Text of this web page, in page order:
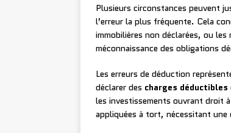
Plusieurs circonstances peuvent
l’erreur la plus fréquente. Cela
immobilières non déclarées, ou
méconnaissance des obligations
Les erreurs de déduction
déclarer des charges déductibles
les investissements ouvrant droit
appliquées à tort, nécessitant une